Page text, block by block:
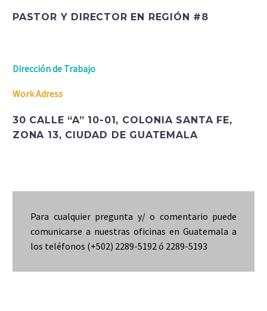
PASTOR Y DIRECTOR EN REGIÓN #8
Dirección de Trabajo
Work Adress
30 CALLE “A” 10-01, COLONIA SANTA FE,
ZONA 13, CIUDAD DE GUATEMALA
Para cualquier pregunta y/ o comentario puede
comunicarse a nuestras oficinas en Guatemala a
los teléfonos (+502) 2289-5192 ó 2289-5193